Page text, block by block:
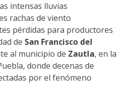
intensas lluvias
rachas de viento
pérdidas para productores
de San Francisco del
al municipio de Zautla, en la
donde decenas de
por el fenómeno